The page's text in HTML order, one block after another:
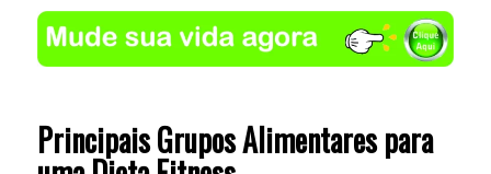
Principais Grupos Alimentares para